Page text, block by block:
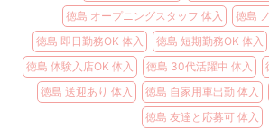
徳島 オープニングスタッフ 体入
徳島
徳島 即日勤務OK 体入
徳島 短期勤務OK 体入
徳島 体験入店OK 体入
徳島 30代活躍中 体入
徳島 送迎あり 体入
徳島 自家用車出勤 体入
徳島 友達と応募可 体入